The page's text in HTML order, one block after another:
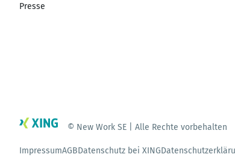
Presse
© New Work SE | Alle Rechte vorbehalten
ImpressumAGBDatenschutz bei XING